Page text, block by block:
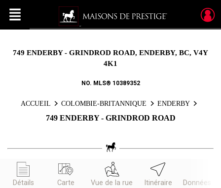
Menu
749 ENDERBY - GRINDROD ROAD, ENDERBY, BC, V4Y
4K1
NO. MLS® 10389352
ACCUEIL COLOMBIE-BRITANNIQUE ENDERBY
749 ENDERBY - GRINDROD ROAD
Détails Carte Vue de la rue Itinéraire Données